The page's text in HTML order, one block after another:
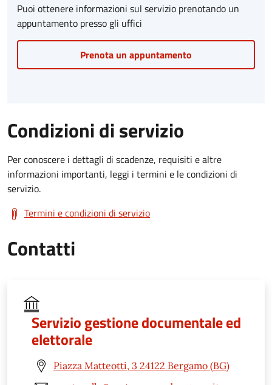
Puoi ottenere informazioni sul servizio prenotando un
appuntamento presso gli uffici
Prenota un appuntamento
Condizioni di servizio
Per conoscere i dettagli di scadenze, requisiti e altre
informazioni importanti, leggi i termini e le condizioni di
servizio.
Termini e condizioni di servizio
Contatti
Servizio gestione documentale ed
elettorale
Piazza Matteotti, 3 24122 Bergamo (BG)